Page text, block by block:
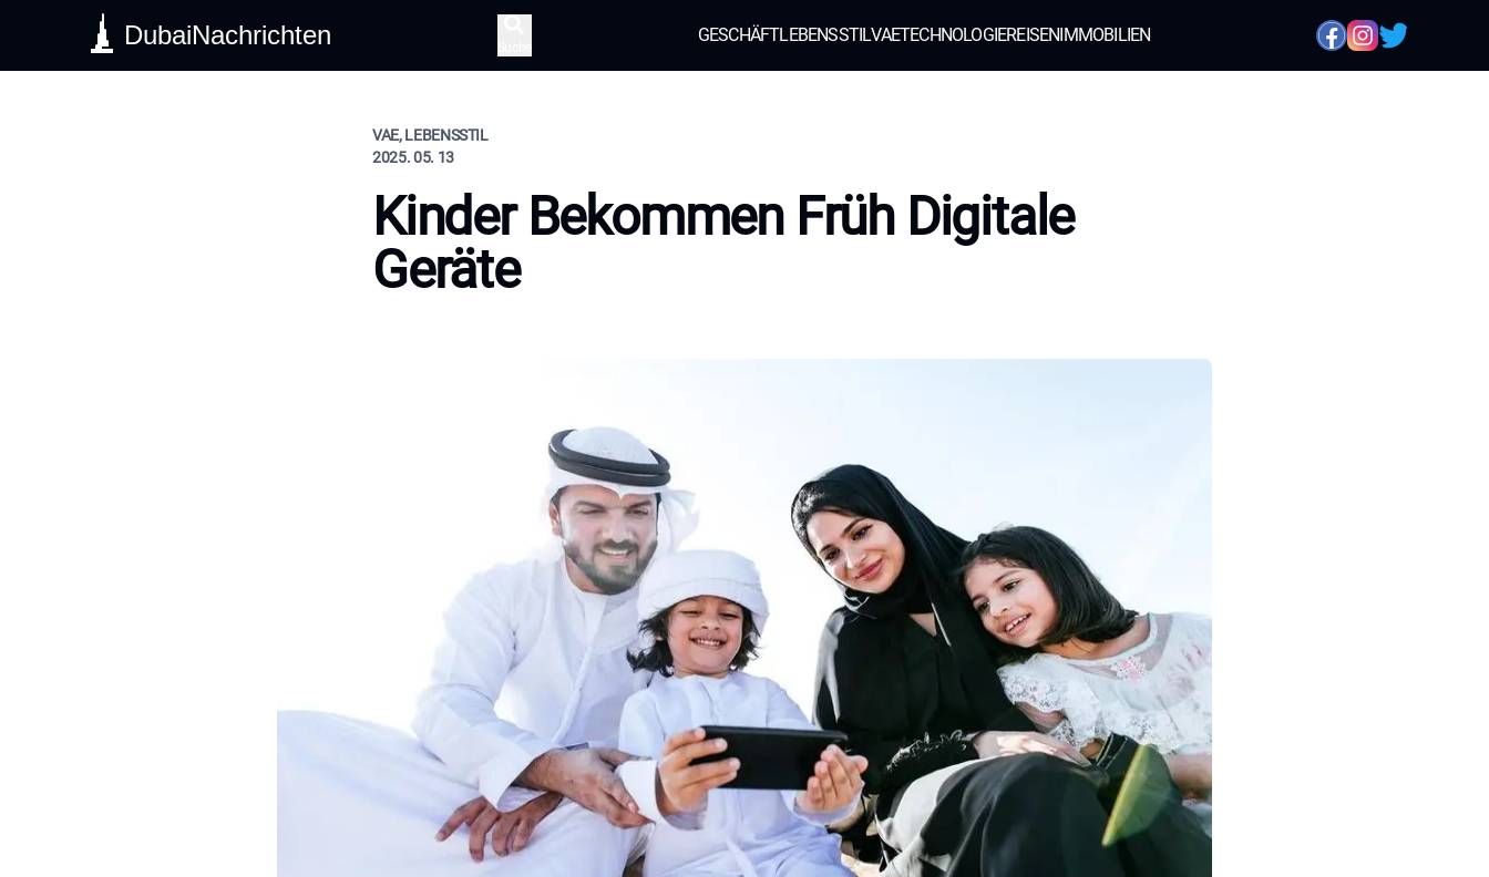
DubaiNachrichten GESCHÄFTLEBENSSTILVAETECHNOLOGIEREISENIMMOBILIEN
VAE, LEBENSSTIL
2025. 05. 13
Kinder Bekommen Früh Digitale
Geräte